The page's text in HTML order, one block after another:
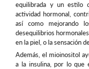
equilibrada y un estilo
actividad hormonal,
así como mejorando
desequilibrios
en la piel, o la sensación
Además, el mioinositol
a la insulina, por lo que